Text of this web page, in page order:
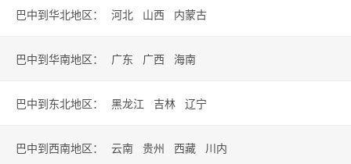
巴中到华北地区： 河北 山西 内蒙古
巴中到华南地区： 广东 广西 海南
巴中到东北地区： 黑龙江 吉林 辽宁
巴中到西南地区： 云南 贵州 西藏 川内